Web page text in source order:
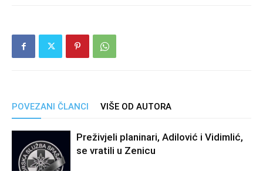
POVEZANI ČLANCI VIŠE OD AUTORA
Preživjeli planinari, Adilović i Vidimlić,
se vratili u Zenicu